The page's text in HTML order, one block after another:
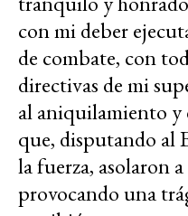
con mi deber
de combate, con
directivas de mi
al aniquilamiento y
que, disputando al
la fuerza, asolaron
provocando una